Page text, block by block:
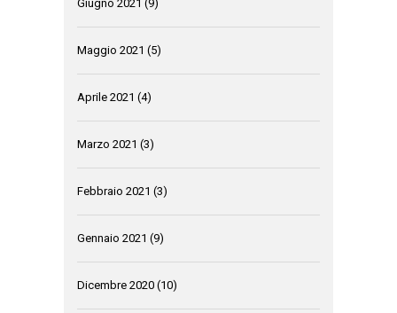
Giugno 2021 (9)
Maggio 2021 (5)
Aprile 2021 (4)
Marzo 2021 (3)
Febbraio 2021 (3)
Gennaio 2021 (9)
Dicembre 2020 (10)